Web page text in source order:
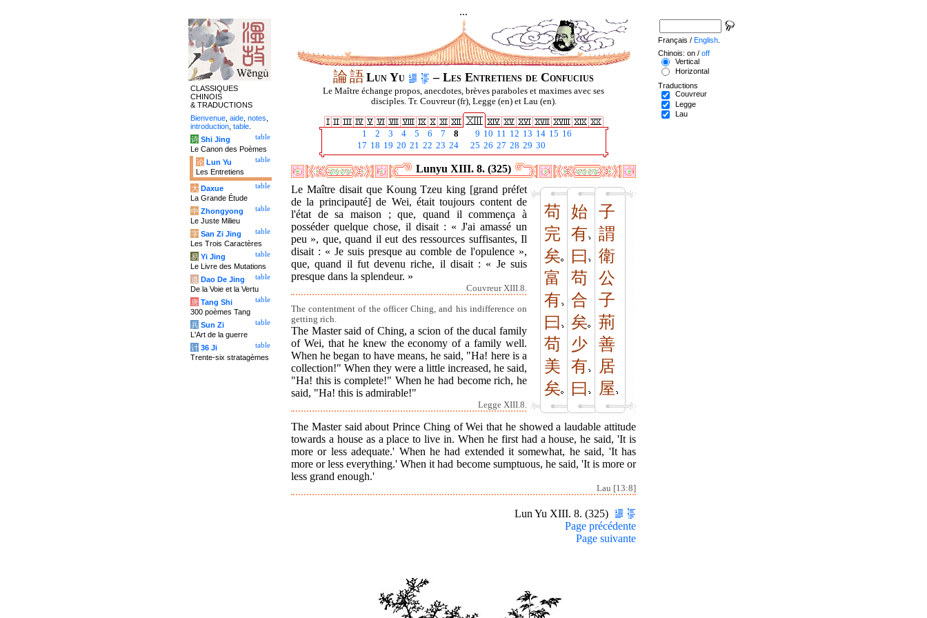
...
論語Lun Yu – Les Entretiens de Confucius
Le Maître échange propos, anecdotes, brèves paraboles et maximes avec ses
disciples. Tr. Couvreur (fr), Legge (en) et Lau (en).
1 2 3 4 5 6 7 8 9 10 11 12 13 14 15 16
17 18 19 20 21 22 23 24 25 26 27 28 29 30
Lunyu XIII. 8. (325)
苟
完
矣
富
有
曰
苟
美
矣
始
有
曰
苟
合
矣
少
有
曰
子
謂
衛
公
子
荊
善
居
屋
Le Maître disait que Koung Tzeu king [grand préfet
de la principauté] de Wei, était toujours content de
l'état de sa maison ; que, quand il commença à
posséder quelque chose, il disait : « J'ai amassé un
peu », que, quand il eut des ressources suffisantes, Il
disait : « Je suis presque au comble de l'opulence »,
que, quand il fut devenu riche, il disait : « Je suis
presque dans la splendeur. »
Couvreur XIII.8.
The contentment of the officer Ching, and his indifference on
getting rich.
The Master said of Ching, a scion of the ducal family
of Wei, that he knew the economy of a family well.
When he began to have means, he said, "Ha! here is a
collection!" When they were a little increased, he said,
"Ha! this is complete!" When he had become rich, he
said, "Ha! this is admirable!"
Legge XIII.8.
The Master said about Prince Ching of Wei that he showed a laudable attitude
towards a house as a place to live in. When he first had a house, he said, 'It is
more or less adequate.' When he had extended it somewhat, he said, 'It has
more or less everything.' When it had become sumptuous, he said, 'It is more or
less grand enough.'
Lau [13:8]
Lun Yu XIII. 8. (325)
Page précédente
Page suivante
CLASSIQUES
CHINOIS
& TRADUCTIONS
Bienvenue aide notes
introduction table
table
诗 Shi Jing
Le Canon des Poèmes
table
论 Lun Yu
Les Entretiens
table
大 Daxue
La Grande Étude
table
中 Zhongyong
Le Juste Milieu
table
字 San Zi Jing
Les Trois Caractères
table
易 Yi Jing
Le Livre des Mutations
table
道 Dao De Jing
De la Voie et la Vertu
table
唐 Tang Shi
300 poèmes Tang
table
兵 Sun Zi
L'Art de la guerre
table
计 36 Ji
Trente-six stratagèmes
Français / English
Chinois: on / off
Vertical
Horizontal
Traductions
Couvreur
Legge
Lau